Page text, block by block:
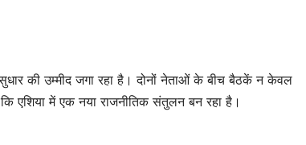
की उम्मीद जगा रहा है। दोनों नेताओं के बीच बैठकें न केवल
एशिया में एक नया राजनीतिक संतुलन बन रहा है।